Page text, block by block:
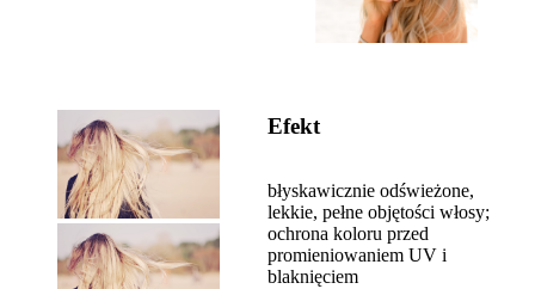
Efekt
błyskawicznie odświeżone,
lekkie, pełne objętości włosy;
ochrona koloru przed
promieniowaniem UV i
blaknięciem